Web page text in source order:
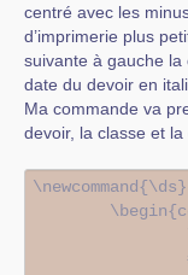
centré avec les
d’imprimerie plus
suivante à gauche la
date du devoir en
Ma commande va
devoir, la classe et la